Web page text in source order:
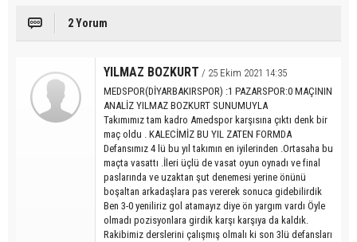
2 Yorum
YILMAZ BOZKURT / 25 Ekim 2021 14:35
MEDSPOR(DİYARBAKIRSPOR) :1 PAZARSPOR:0 MAÇININ
ANALİZ YILMAZ BOZKURT SUNUMUYLA
Takımımız tam kadro Amedspor karşısına çıktı denk bir
maç oldu . KALECİMİZ BU YIL ZATEN FORMDA
Defansımız 4 lü bu yıl takımın en iyilerinden .Ortasaha bu
maçta vasattı .İleri üçlü de vasat oyun oynadı ve final
paslarında ve uzaktan şut denemesi yerine önünü
boşaltan arkadaşlara pas vererek sonuca gidebilirdik
Ben 3-0 yeniliriz gol atamayız diye ön yargım vardı Öyle
olmadı pozisyonlara girdik karşı karşıya da kaldık.
Rakibimiz derslerini çalışmış olmalı ki son 3lü defansları